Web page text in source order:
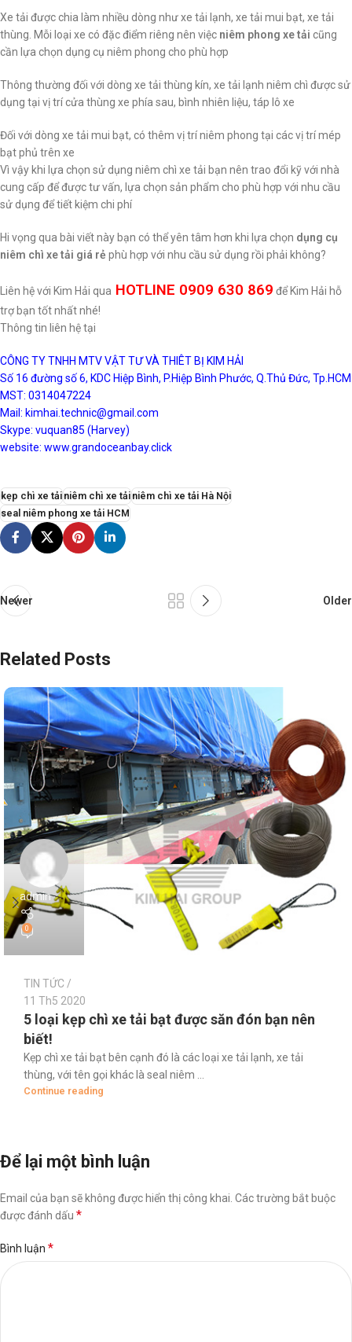
Xe tải được chia làm nhiều dòng như xe tải lạnh, xe tải mui bạt, xe tải
thùng. Mỗi loại xe có đặc điểm riêng nên việc niêm phong xe tải cũng
cần lựa chọn dụng cụ niêm phong cho phù hợp
Thông thường đối với dòng xe tải thùng kín, xe tải lạnh niêm chì được sử
dụng tại vị trí cửa thùng xe phía sau, bình nhiên liệu, táp lô xe
Đối với dòng xe tải mui bạt, có thêm vị trí niêm phong tại các vị trí mép
bạt phủ trên xe
Vì vậy khi lựa chọn sử dụng niêm chì xe tải bạn nên trao đổi kỹ với nhà
cung cấp để được tư vấn, lựa chọn sản phẩm cho phù hợp với nhu cầu
sử dụng để tiết kiệm chi phí
Hi vọng qua bài viết này bạn có thể yên tâm hơn khi lựa chọn dụng cụ
niêm chì xe tải giá rẻ phù hợp với nhu cầu sử dụng rồi phải không?
Liên hệ với Kim Hải qua HOTLINE 0909 630 869 để Kim Hải hỗ
trợ bạn tốt nhất nhé!
Thông tin liên hệ tại
CÔNG TY TNHH MTV VẬT TƯ VÀ THIÊT BỊ KIM HẢI
Số 16 đường số 6, KDC Hiệp Bình, P.Hiệp Bình Phước, Q.Thủ Đức, Tp.HCM
MST: 0314047224
Mail: kimhai.technic@gmail.com
Skype: vuquan85 (Harvey)
website: www.grandoceanbay.click
kẹp chì xe tảiniêm chì xe tảiniêm chì xe tải Hà Nội
seal niêm phong xe tải HCM
Newer Older
Related Posts
admin
0
TIN TỨC
11 Th5 2020
5 loại kẹp chì xe tải bạt được săn đón bạn nên
biết!
Kẹp chì xe tải bạt bên cạnh đó là các loại xe tải lạnh, xe tải
thùng, với tên gọi khác là seal niêm ...
Continue reading
Để lại một bình luận
Email của bạn sẽ không được hiển thị công khai. Các trường bắt buộc
được đánh dấu *
Bình luận *